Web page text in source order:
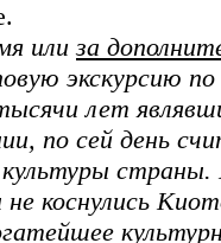
илиза
экскурсию
лет
по сей день
коснулись